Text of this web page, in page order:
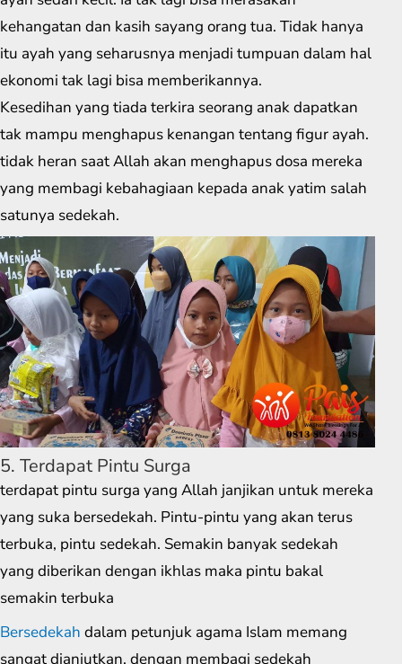
kehangatan dan kasih sayang orang tua. Tidak hanya
itu ayah yang seharusnya menjadi tumpuan dalam hal
ekonomi tak lagi bisa memberikannya.
Kesedihan yang tiada terkira seorang anak dapatkan
tak mampu menghapus kenangan tentang figur ayah.
tidak heran saat Allah akan menghapus dosa mereka
yang membagi kebahagiaan kepada anak yatim salah
satunya sedekah.
5. Terdapat Pintu Surga
terdapat pintu surga yang Allah janjikan untuk mereka
yang suka bersedekah. Pintu-pintu yang akan terus
terbuka, pintu sedekah. Semakin banyak sedekah
yang diberikan dengan ikhlas maka pintu bakal
semakin terbuka
Bersedekah dalam petunjuk agama Islam memang
sangat dianjutkan, dengan membagi sedekah